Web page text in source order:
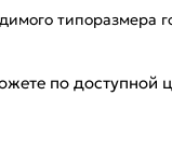
типоразмера
по доступной